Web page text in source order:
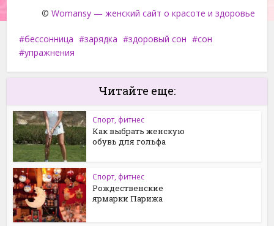
© Womansy — женский сайт о красоте и здоровье
бессонница зарядка здоровый сон
сон
упражнения
Читайте еще:
Спорт, фитнес
Как выбрать женскую
обувь для гольфа
Спорт, фитнес
Рождественские
ярмарки Парижа